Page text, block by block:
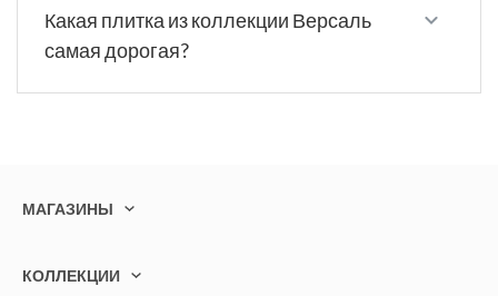
Какая плитка из коллекции Версаль
самая дорогая?
МАГАЗИНЫ
КОЛЛЕКЦИИ